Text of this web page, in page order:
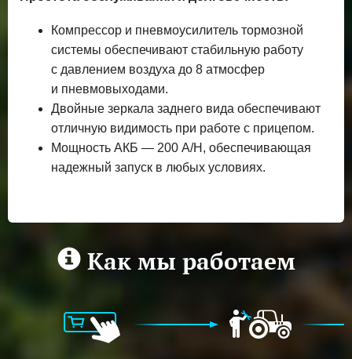
Компрессор и пневмоусилитель тормозной
системы обеспечивают стабильную работу
с давлением воздуха до 8 атмосфер
и пневмовыходами.
Двойные зеркала заднего вида обеспечивают
отличную видимость при работе с прицепом.
Мощность АКБ — 200 A/H, обеспечивающая
надежный запуск в любых условиях.
Как мы работаем